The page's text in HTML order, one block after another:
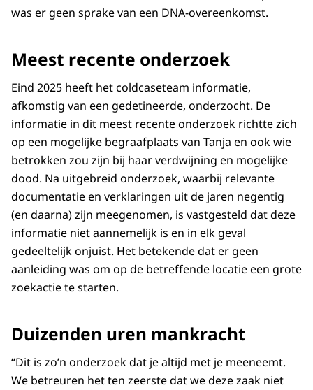
was er geen sprake van een DNA-overeenkomst.
Meest recente onderzoek
Eind 2025 heeft het coldcaseteam informatie,
afkomstig van een gedetineerde, onderzocht. De
informatie in dit meest recente onderzoek richtte zich
op een mogelijke begraafplaats van Tanja en ook wie
betrokken zou zijn bij haar verdwijning en mogelijke
dood. Na uitgebreid onderzoek, waarbij relevante
documentatie en verklaringen uit de jaren negentig
(en daarna) zijn meegenomen, is vastgesteld dat deze
informatie niet aannemelijk is en in elk geval
gedeeltelijk onjuist. Het betekende dat er geen
aanleiding was om op de betreffende locatie een grote
zoekactie te starten.
Duizenden uren mankracht
“Dit is zo’n onderzoek dat je altijd met je meeneemt.
We betreuren het ten zeerste dat we deze zaak niet